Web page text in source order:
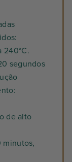
240°C.
segundos
de alto
minutos,